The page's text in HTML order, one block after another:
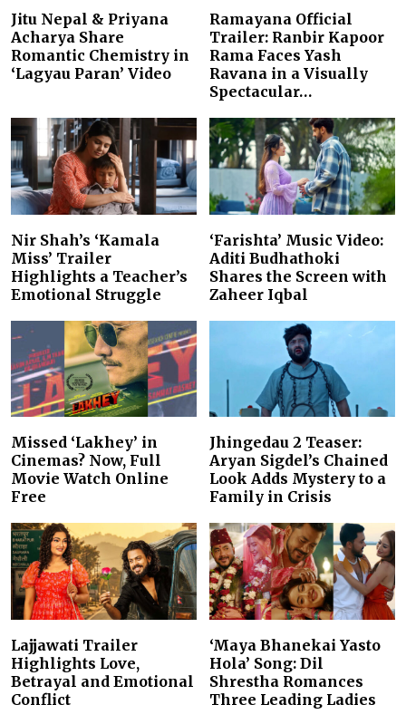
Jitu Nepal & Priyana
Acharya Share
Romantic Chemistry in
‘Lagyau Paran’ Video
Ramayana Official
Trailer: Ranbir Kapoor
Rama Faces Yash
Ravana in a Visually
Spectacular…
Nir Shah’s ‘Kamala
Miss’ Trailer
Highlights a Teacher’s
Emotional Struggle
‘Farishta’ Music Video:
Aditi Budhathoki
Shares the Screen with
Zaheer Iqbal
Missed ‘Lakhey’ in
Cinemas? Now, Full
Movie Watch Online
Free
Jhingedau 2 Teaser:
Aryan Sigdel’s Chained
Look Adds Mystery to a
Family in Crisis
Lajjawati Trailer
Highlights Love,
Betrayal and Emotional
Conflict
‘Maya Bhanekai Yasto
Hola’ Song: Dil
Shrestha Romances
Three Leading Ladies